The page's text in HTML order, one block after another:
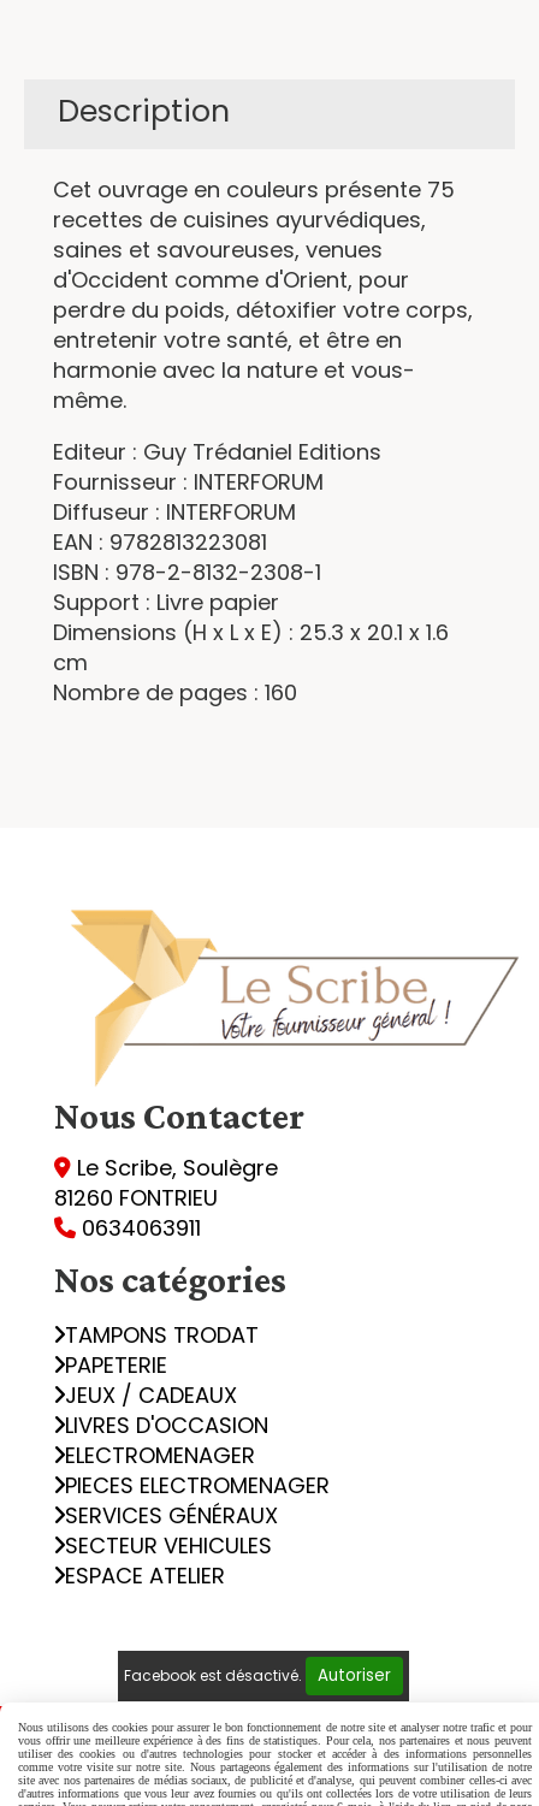
Description
Cet ouvrage en couleurs présente 75
recettes de cuisines ayurvédiques,
saines et savoureuses, venues
d'Occident comme d'Orient, pour
perdre du poids, détoxifier votre corps,
entretenir votre santé, et être en
harmonie avec la nature et vous-
même.
Editeur : Guy Trédaniel Editions
Fournisseur : INTERFORUM
Diffuseur : INTERFORUM
EAN : 9782813223081
ISBN : 978-2-8132-2308-1
Support : Livre papier
Dimensions (H x L x E) : 25.3 x 20.1 x 1.6
cm
Nombre de pages : 160
Nous Contacter
 Le Scribe, Soulègre
81260 FONTRIEU
 0634063911
Nos catégories
TAMPONS TRODAT
PAPETERIE
JEUX / CADEAUX
LIVRES D'OCCASION
ELECTROMENAGER
PIECES ELECTROMENAGER
SERVICES GÉNÉRAUX
SECTEUR VEHICULES
ESPACE ATELIER
Facebook est désactivé. Autoriser
Mentions Légales
Conditions générales de vente
Politique de confidentialité
Gestion cookies
Mon Compte
Créer un site internet
Nous utilisons des cookies pour assurer le bon fonctionnement de notre site et analyser notre trafic et pour
vous offrir une meilleure expérience à des fins de statistiques. Pour cela, nos partenaires et nous peuvent
utiliser des cookies ou d'autres technologies pour stocker et accéder à des informations personnelles
comme votre visite sur notre site. Nous partageons également des informations sur l'utilisation de notre
site avec nos partenaires de médias sociaux, de publicité et d'analyse, qui peuvent combiner celles-ci avec
d'autres informations que vous leur avez fournies ou qu'ils ont collectées lors de votre utilisation de leurs